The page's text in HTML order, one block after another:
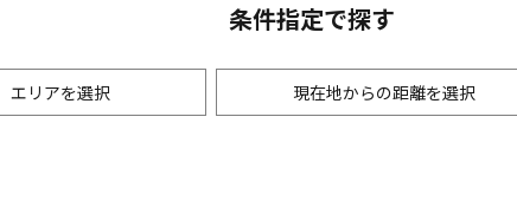
条件指定で探す
エリアを選択 現在地からの距離を選択